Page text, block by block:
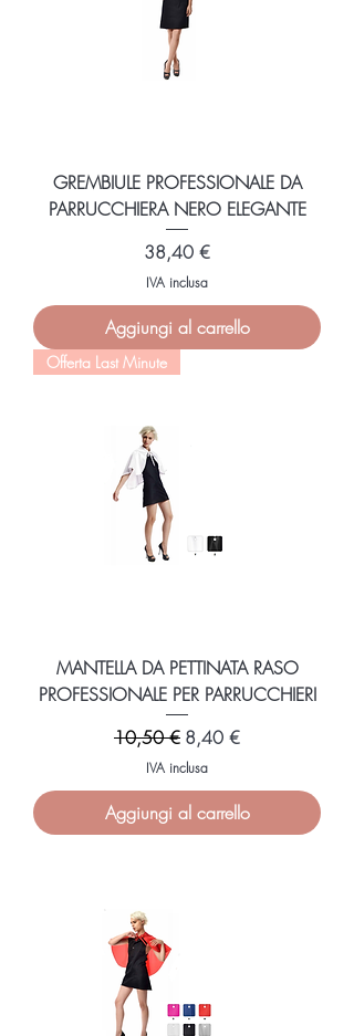
GREMBIULE PROFESSIONALE DA
PARRUCCHIERA NERO ELEGANTE
Prezzo
38,40 €
IVA inclusa
Aggiungi al carrello
Offerta Last Minute
MANTELLA DA PETTINATA RASO
PROFESSIONALE PER PARRUCCHIERI
Prezzo regolare
10,50 € Prezzo scontato
8,40 €
IVA inclusa
Aggiungi al carrello